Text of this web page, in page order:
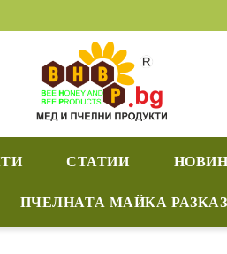
СТАТИИ
ПЧЕЛНАТА МАЙКА